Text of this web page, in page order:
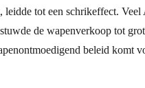
tot een schrikeffect.
de wapenverkoop tot
beleid